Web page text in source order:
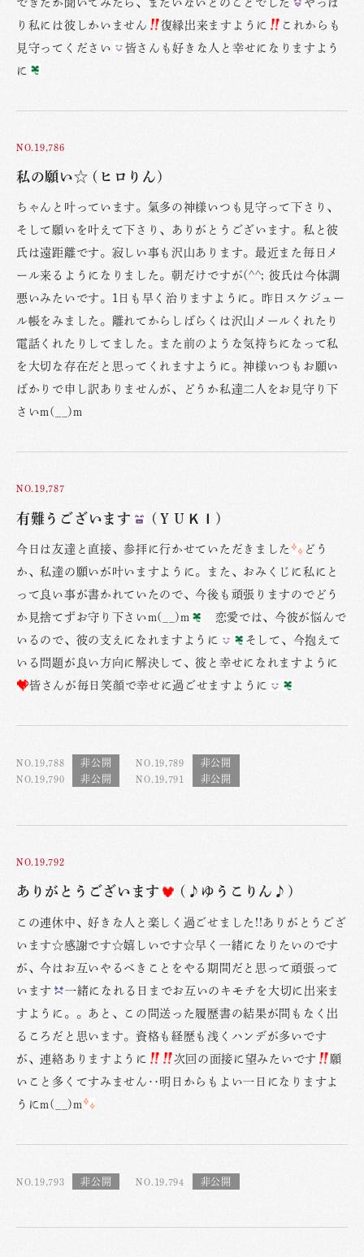
り私には彼しかいません
復縁出来ますように
これからも
見守ってください
皆さんも好きな人と幸せになりますよう
に
NO.19,786
私の願い☆ (ヒロりん)
ちゃんと叶っています。氣多の神様いつも見守って下さり、
そして願いを叶えて下さり、ありがとうございます。私と彼
氏は遠距離です。寂しい事も沢山あります。最近また毎日メ
ール来るようになりました。朝だけですが(^^; 彼氏は今体調
悪いみたいです。1日も早く治りますように。昨日スケジュー
ル帳をみました。離れてからしばらくは沢山メールくれたり
電話くれたりしてました。また前のような気持ちになって私
を大切な存在だと思ってくれますように。神様いつもお願い
ばかりで申し訳ありませんが、どうか私達二人をお見守り下
さいm(__)m
NO.19,787
有難うございます (ＹＵＫＩ)
今日は友達と直接、参拝に行かせていただきました
どう
か、私達の願いが叶いますように。また、おみくじに私にと
って良い事が書かれていたので、今後も頑張りますのでどう
か見捨てずお守り下さいm(__)m
恋愛では、今彼が悩んで
いるので、彼の支えになれますように
そして、今抱えて
いる問題が良い方向に解決して、彼と幸せになれますように
皆さんが毎日笑顔で幸せに過ごせますように
NO.19,788
NO.19,789
NO.19,790
NO.19,791
NO.19,792
ありがとうございます (♪ゆうこりん♪)
この連休中、好きな人と楽しく過ごせました!!ありがとうござ
います☆感謝です☆嬉しいです☆早く一緒になりたいのです
が、今はお互いやるべきことをやる期間だと思って頑張って
います
一緒になれる日までお互いのキモチを大切に出来ま
すように。。あと、この間送った履歴書の結果が間もなく出
るころだと思います。資格も経歴も浅くハンデが多いです
が、連絡ありますように
次回の面接に望みたいです
願
いこと多くてすみません‥明日からもよい一日になりますよ
うにm(__)m
NO.19,793 NO.19,794